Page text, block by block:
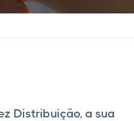
Distribuição, a sua